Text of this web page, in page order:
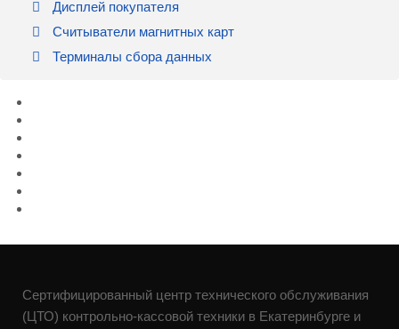
Дисплей покупателя
Считыватели магнитных карт
Терминалы сбора данных
Сертифицированный центр технического обслуживания
(ЦТО) контрольно-кассовой техники в Екатеринбурге и